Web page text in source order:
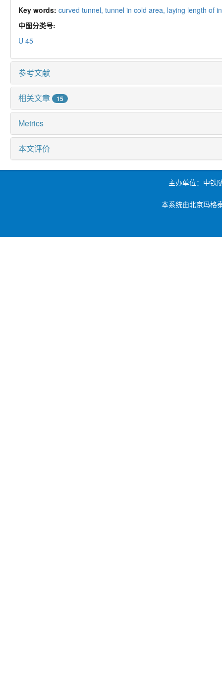
Key words: curved tunnel, tunnel in cold area, laying length of
中图分类号:
U 45
参考文献
相关文章 15
Metrics
本文评价
主办单位：中铁
本系统由北京玛格